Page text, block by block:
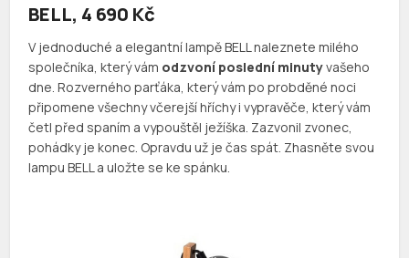
BELL, 4 690 Kč
V jednoduché a elegantní lampě BELL naleznete milého
společníka, který vám odzvoní poslední minutyvašeho
dne. Rozverného parťáka, který vám po probděné noci
připomene všechny včerejší hříchy i vypravěče, který vám
četl před spaním a vypouštěl ježíška. Zazvonil zvonec,
pohádky je konec. Opravdu už je čas spát. Zhasněte svou
lampu BELL a uložte se ke spánku.